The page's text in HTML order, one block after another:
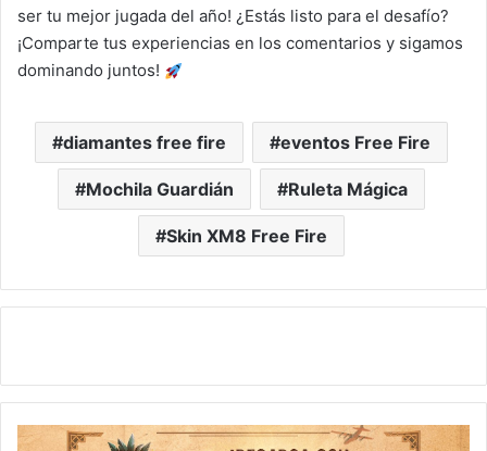
ser tu mejor jugada del año! ¿Estás listo para el desafío?
¡Comparte tus experiencias en los comentarios y sigamos
dominando juntos!
diamantes free fire eventos Free Fire
Mochila Guardián Ruleta Mágica
Skin XM8 Free Fire
¡Nuevo